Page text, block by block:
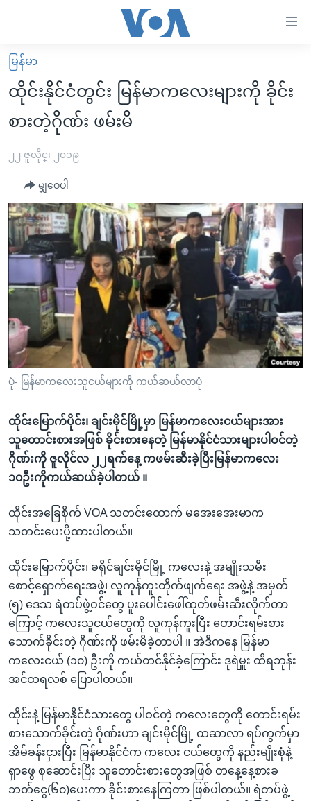
လွယ်ကူ
စေ
များ
အကြောင်းအရာ
သို့
ကျော်
ကြည့်
ပင်မ
ညွန်း
စာမျက်နှာ
သို့
ကျော်
ရန်
ရှာဖွေ
ရန်
နေရာ
ကျော်
ရန်
မူလစာမျက်နှာ
မြန်မာ
ကမ္ဘာ့သတင်းများ
နိုင်ငံတကာ
အစ္စရေး-ပါလက်စတိုင်း
ဗွီဒီယို
ရပ်ဝန်းတခု လမ်းတခု အလွန်
အင်္ဂလိပ်စာလေ့လာမယ်
အမေရိကန်သုံးအီဒီယံ
မကြေးမုံရဲ့ အင်္ဂလိပ်စာ
ရုပ်ရှင်ထဲက အင်္ဂလိပ်စာ
သုတပဒေသာ အင်္ဂလိပ်စာ
အပတ်စဉ်ကဏ္ဍများ
တီဗွီ
ရေဒီယိုနှင့်ရုပ်သံ အချက်အလက်များ
ရေဒီယို/တီဗွီအစီအစဉ်
Learning English
ဗွီအိုအေ လူမှုကွန်ယက်များ
ဘာသာစကားများ
မြန်မာ
ထိုင်းနိုင်ငံတွင်း မြန်မာကလေးများကို ခိုင်း
စားတဲ့ဂိုဏ်း ဖမ်းမိ
၂၂ ဇူလိုင္၊ ၂၀၁၉
မျှဝေပါ
ပုံ- မြန်မာကလေးသူငယ်များကို ကယ်ဆယ်လာပုံ
ထိုင်းမြောက်ပိုင်း၊ ချင်းမိုင်မြို့မှာ မြန်မာကလေးငယ်များအား
သူတောင်းစားအဖြစ် ခိုင်းစားနေတဲ့ မြန်မာနိုင်ငံသားများပါဝင်တဲ့
ဂိုဏ်းကို ဇူလိုင်လ ၂၂ရက်နေ့ ကဖမ်းဆီးခဲ့ပြီးမြန်မာကလေး
၁၀ဦးကိုကယ်ဆယ်ခဲ့ပါတယ် ။
ထိုင်းအခြေစိုက် VOA သတင်းထောက် မအေးအေးမာက
သတင်းပေးပို့ထားပါတယ်။
ထိုင်းမြောက်ပိုင်း၊ ခရိုင်ချင်းမိုင်မြို့ ကလေးနဲ့ အမျိုးသမီး
စောင့်ရှောက်ရေးအဖွဲ့၊ လူကုန်ကူးတိုက်ဖျက်ရေး အဖွဲ့နဲ့ အမှတ်
(၅) ဒေသ ရဲတပ်ဖွဲ့ဝင်တွေ ပူးပေါင်းဖေါ်ထုတ်ဖမ်းဆီးလိုက်တာ
ကြောင့် ကလေးသူငယ်တွေကို လူကုန်ကူးပြီး တောင်းရမ်းစား
သောက်ခိုင်းတဲ့ ဂိုဏ်းကို ဖမ်းမိခဲ့တာပါ ။ အဲဒီကနေ မြန်မာ
ကလေးငယ် (၁၀) ဦးကို ကယ်တင်နိုင်ခဲ့ကြောင်း ဒုရဲမှူး ထိရဘုန်း
အင်ထရလစ် ပြောပါတယ်။
ထိုင်းနဲ့ မြန်မာနိုင်ငံသားတွေ ပါဝင်တဲ့ ကလေးတွေကို တောင်းရမ်း
စားသောက်ခိုင်းတဲ့ ဂိုဏ်းဟာ ချင်းမိုင်မြို့ ထဆာလာ ရပ်ကွက်မှာ
အိမ်ခန်းငှားပြီး မြန်မာနိုင်ငံက ကလေး ငယ်တွေကို နည်းမျိုးစုံနဲ့
ရှာဖွေ စုဆောင်းပြီး သူတောင်းစားတွေအဖြစ် တနေ့နေ့စားခ
ဘတ်ငွေ(၆၀)ပေးကာ ခိုင်းစားနေကြတာ ဖြစ်ပါတယ်။ ရဲတပ်ဖွဲ့